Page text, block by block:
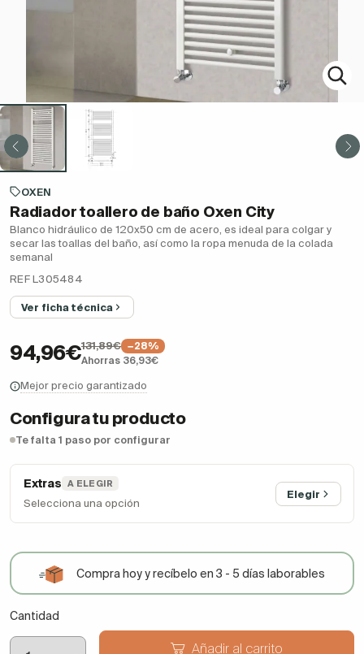
OXEN
Radiador toallero de baño Oxen City
Blanco hidráulico de 120x50 cm de acero, es ideal para colgar y
secar las toallas del baño, así como la ropa menuda de la colada
semanal
REF L305484
Ver ficha técnica
94,96€131,89€
−28%
Ahorras 36,93€
Mejor precio garantizado
Configura tu producto
Te falta 1 paso por configurar
Extras A ELEGIR
Selecciona una opción
Elegir
Compra hoy y recíbelo en 3 - 5 días laborables
Cantidad
Añadir al carrito